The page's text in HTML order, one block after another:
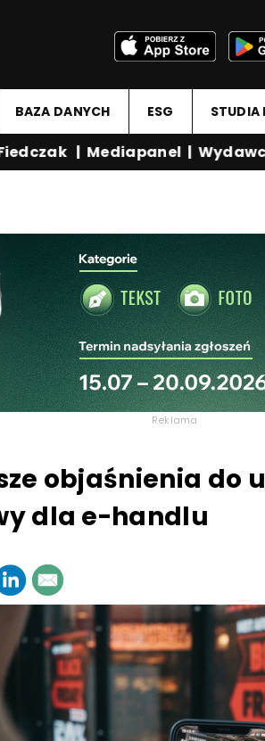
BAZA DANYCH ESG STUDIA
|Mediapanel|Wydawca
Reklama
objaśnienia do
dla e-handlu